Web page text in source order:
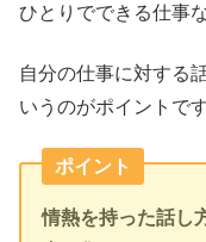
ひとりでできる仕事
自分の仕事に対する
いうのがポイントです
ポイント
情熱を持った話し